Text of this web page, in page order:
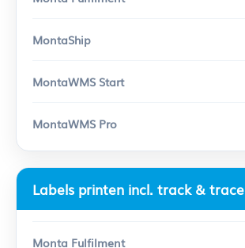
Labels printen incl. track & trace